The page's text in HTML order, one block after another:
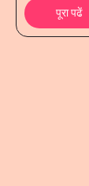
पूरा पढें